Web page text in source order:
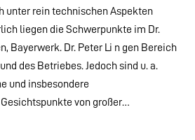
unter rein technischen Aspekten
liegen die Schwerpunkte im Dr.
Bayerwerk. Dr. Peter Li n gen Bereich
des Betriebes. Jedoch sind u. a.
und insbesondere
von großer…